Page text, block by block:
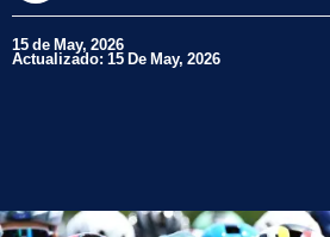
15 de May, 2026
Actualizado: 15 De May, 2026